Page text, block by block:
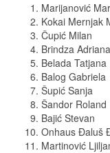
Marijanović
Kokai Mernjak
Čupić Milan
Brindza Adriana
Belada Tatjana
Balog Gabriela
Šupić Sanja
Šandor Roland
Bajić Stevan
Onhaus Đaluš
Martinović